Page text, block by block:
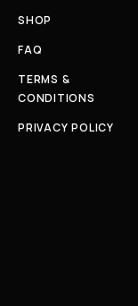
SHOP
FAQ
TERMS &
CONDITIONS
PRIVACY POLICY